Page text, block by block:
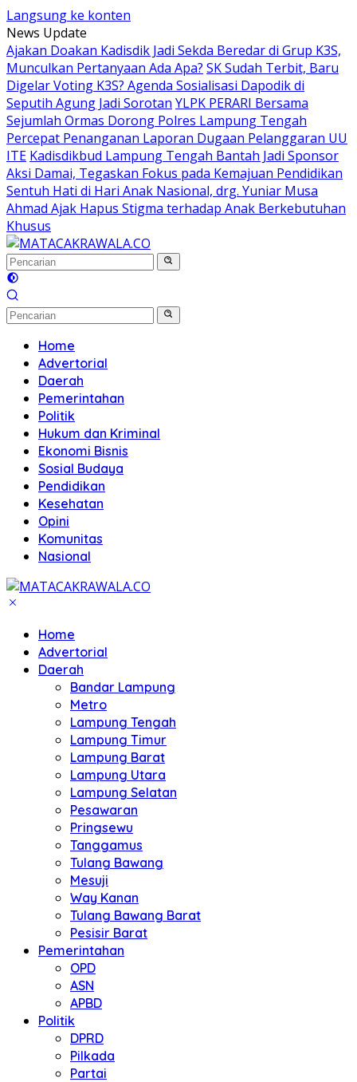
Langsung ke konten
News Update
Ajakan Doakan Kadisdik Jadi Sekda Beredar di Grup K3S,
Munculkan Pertanyaan Ada Apa? SK Sudah Terbit, Baru
Digelar Voting K3S? Agenda Sosialisasi Dapodik di
Seputih Agung Jadi Sorotan YLPK PERARI Bersama
Sejumlah Ormas Dorong Polres Lampung Tengah
Percepat Penanganan Laporan Dugaan Pelanggaran UU
ITE Kadisdikbud Lampung Tengah Bantah Jadi Sponsor
Aksi Damai, Tegaskan Fokus pada Kemajuan Pendidikan
Sentuh Hati di Hari Anak Nasional, drg. Yuniar Musa
Ahmad Ajak Hapus Stigma terhadap Anak Berkebutuhan
Khusus
Home
Advertorial
Daerah
Pemerintahan
Politik
Hukum dan Kriminal
Ekonomi Bisnis
Sosial Budaya
Pendidikan
Kesehatan
Opini
Komunitas
Nasional
Home
Advertorial
Daerah
Bandar Lampung
Metro
Lampung Tengah
Lampung Timur
Lampung Barat
Lampung Utara
Lampung Selatan
Pesawaran
Pringsewu
Tanggamus
Tulang Bawang
Mesuji
Way Kanan
Tulang Bawang Barat
Pesisir Barat
Pemerintahan
OPD
ASN
APBD
Politik
DPRD
Pilkada
Partai